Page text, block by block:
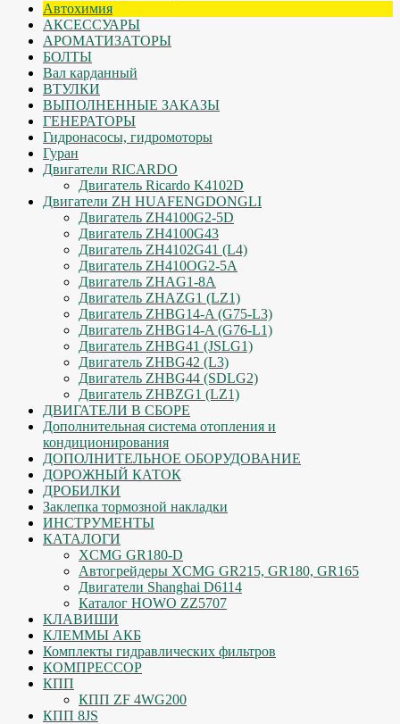
Автохимия
АКСЕССУАРЫ
АРОМАТИЗАТОРЫ
БОЛТЫ
Вал карданный
ВТУЛКИ
ВЫПОЛНЕННЫЕ ЗАКАЗЫ
ГЕНЕРАТОРЫ
Гидронасосы, гидромоторы
Гуран
Двигатели RICARDO
Двигатель Ricardo K4102D
Двигатели ZH HUAFENGDONGLI
Двигатель ZH4100G2-5D
Двигатель ZH4100G43
Двигатель ZH4102G41 (L4)
Двигатель ZH410OG2-5A
Двигатель ZHAG1-8A
Двигатель ZHAZG1 (LZ1)
Двигатель ZHBG14-A (G75-L3)
Двигатель ZHBG14-A (G76-L1)
Двигатель ZHBG41 (JSLG1)
Двигатель ZHBG42 (L3)
Двигатель ZHBG44 (SDLG2)
Двигатель ZHBZG1 (LZ1)
ДВИГАТЕЛИ В СБОРЕ
Дополнительная система отопления и
кондиционирования
ДОПОЛНИТЕЛЬНОЕ ОБОРУДОВАНИЕ
ДОРОЖНЫЙ КАТОК
ДРОБИЛКИ
Заклепка тормозной накладки
ИНСТРУМЕНТЫ
КАТАЛОГИ
XCMG GR180-D
Автогрейдеры XCMG GR215, GR180, GR165
Двигатели Shanghai D6114
Каталог HOWO ZZ5707
КЛАВИШИ
КЛЕММЫ АКБ
Комплекты гидравлических фильтров
КОМПРЕССОР
КПП
КПП ZF 4WG200
КПП 8JS